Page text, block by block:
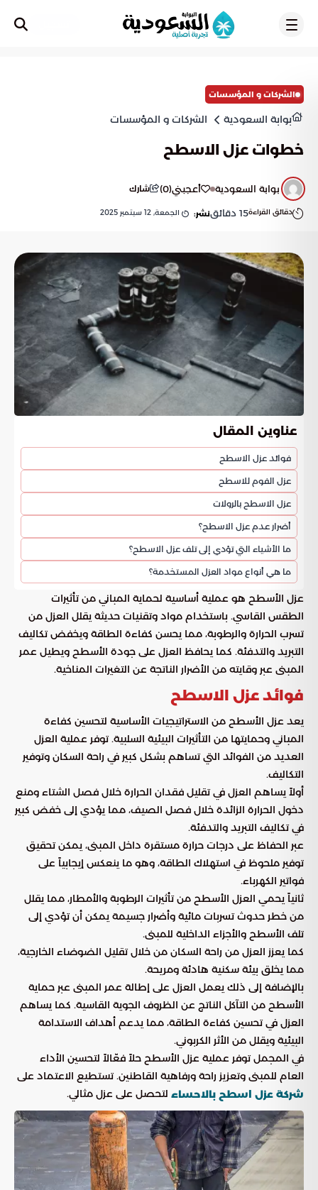
الشركات و المؤسسات
بوابة السعودية الشركات و المؤسسات
خطوات عزل الاسطح
بوابة السعودية أعجبني(
0
) شارك
دقائق القراءة15 دقائقنشر: الجمعة, 12 سبتمبر 2025
عناوين المقال
فوائد عزل الاسطح
عزل الفوم للاسطح
عزل الاسطح بالرولات
أضرار عدم عزل الاسطح؟
ما الأشياء التي تؤدي إلى تلف عزل الاسطح؟
ما هي أنواع مواد العزل المستخدمة؟
عزل الأسطح هو عملية أساسية لحماية المباني من تأثيرات
الطقس القاسي. باستخدام مواد وتقنيات حديثة يقلل العزل من
تسرب الحرارة والرطوبة، مما يحسن كفاءة الطاقة ويخفض تكاليف
التبريد والتدفئة. كما يحافظ العزل على جودة الأسطح ويطيل عمر
المبنى عبر وقايته من الأضرار الناتجة عن التغيرات المناخية.
فوائد عزل الاسطح
يعد عزل الأسطح من الاستراتيجيات الأساسية لتحسين كفاءة
المباني وحمايتها من التأثيرات البيئية السلبية. توفر عملية العزل
العديد من الفوائد التي تساهم بشكل كبير في راحة السكان وتوفير
التكاليف.
أولاً يساهم العزل في تقليل فقدان الحرارة خلال فصل الشتاء ومنع
دخول الحرارة الزائدة خلال فصل الصيف، مما يؤدي إلى خفض كبير
في تكاليف التبريد والتدفئة.
عبر الحفاظ على درجات حرارة مستقرة داخل المبنى، يمكن تحقيق
توفير ملحوظ في استهلاك الطاقة، وهو ما ينعكس إيجابياً على
فواتير الكهرباء.
ثانياً يحمي العزل الأسطح من تأثيرات الرطوبة والأمطار، مما يقلل
من خطر حدوث تسربات مائية وأضرار جسيمة يمكن أن تؤدي إلى
تلف الأسطح والأجزاء الداخلية للمبنى.
كما يعزز العزل من راحة السكان من خلال تقليل الضوضاء الخارجية،
مما يخلق بيئة سكنية هادئة ومريحة.
بالإضافة إلى ذلك يعمل العزل على إطالة عمر المبنى عبر حماية
الأسطح من التآكل الناتج عن الظروف الجوية القاسية. كما يساهم
العزل في تحسين كفاءة الطاقة، مما يدعم أهداف الاستدامة
البيئية ويقلل من الأثر الكربوني.
في المجمل توفر عملية عزل الأسطح حلاً فعّالاً لتحسين الأداء
العام للمبنى وتعزيز راحة ورفاهية القاطنين. تستطيع الاعتماد على
شركة عزل اسطح بالاحساء لتحصل على عزل مثالي.